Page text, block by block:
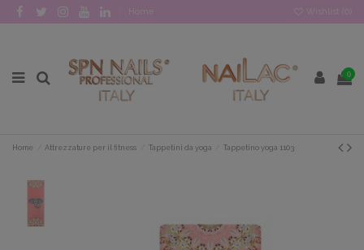
Home Wishlist (
0
Home Attrezzature per il fitness Tappetini da yoga Tappetino yoga 1103